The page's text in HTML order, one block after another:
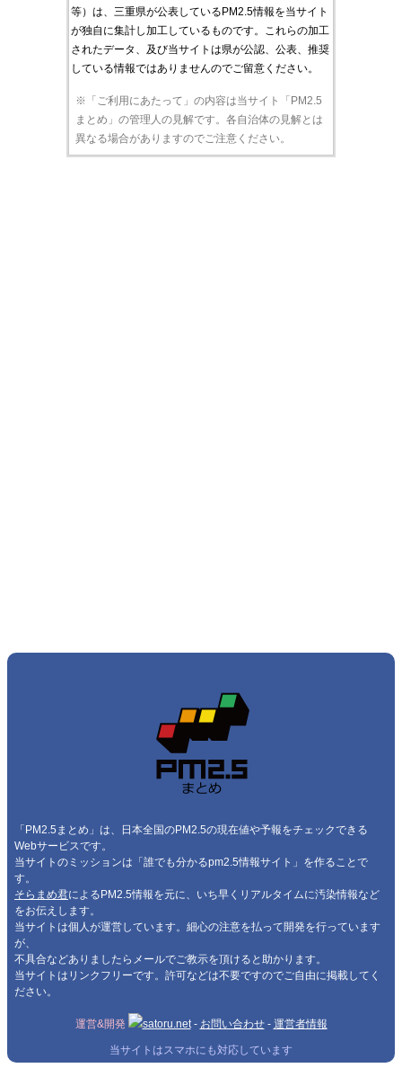
等）は、三重県が公表しているPM2.5情報を当サイト
が独自に集計し加工しているものです。これらの加工
されたデータ、及び当サイトは県が公認、公表、推奨
している情報ではありませんのでご留意ください。
※「ご利用にあたって」の内容は当サイト「PM2.5
まとめ」の管理人の見解です。各自治体の見解とは
異なる場合がありますのでご注意ください。
「PM2.5まとめ」は、日本全国のPM2.5の現在値や予報をチェックできる
Webサービスです。
当サイトのミッションは「誰でも分かるpm2.5情報サイト」を作ることで
す。
そらまめ君によるPM2.5情報を元に、いち早くリアルタイムに汚染情報など
をお伝えします。
当サイトは個人が運営しています。細心の注意を払って開発を行っています
が、
不具合などありましたらメールでご教示を頂けると助かります。
当サイトはリンクフリーです。許可などは不要ですのでご自由に掲載してく
ださい。
運営&開発 satoru.net- お問い合わせ- 運営者情報
当サイトはスマホにも対応しています